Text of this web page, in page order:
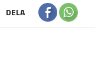
DELA